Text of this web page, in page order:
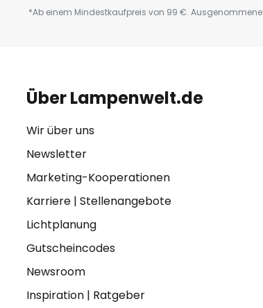
*Ab einem Mindestkaufpreis von 99 €. Ausgenommene
Über Lampenwelt.de
Wir über uns
Newsletter
Marketing-Kooperationen
Karriere| Stellenangebote
Lichtplanung
Gutscheincodes
Newsroom
Inspiration| Ratgeber